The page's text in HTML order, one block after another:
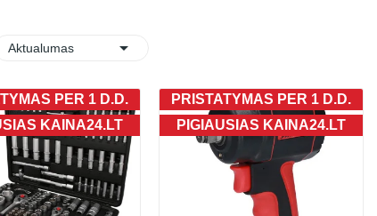
Aktualumas 
KAINA24.LT
PER 1 D.D.
PIGIAUSIAS KAINA24.LT
PRISTATYMAS PER 1 D.D.